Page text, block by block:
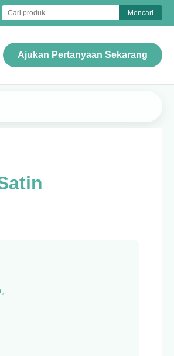
Mencari
Ajukan Pertanyaan Sekarang